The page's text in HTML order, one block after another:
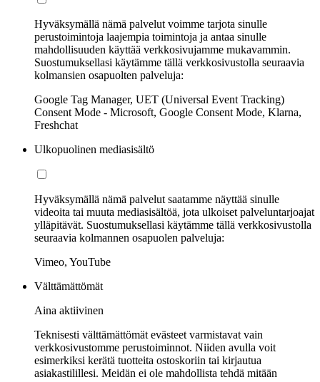
Hyväksymällä nämä palvelut voimme tarjota sinulle
perustoimintoja laajempia toimintoja ja antaa sinulle
mahdollisuuden käyttää verkkosivujamme mukavammin.
Suostumuksellasi käytämme tällä verkkosivustolla seuraavia
kolmansien osapuolten palveluja:
Google Tag Manager, UET (Universal Event Tracking)
Consent Mode - Microsoft, Google Consent Mode, Klarna,
Freshchat
Ulkopuolinen mediasisältö
Hyväksymällä nämä palvelut saatamme näyttää sinulle
videoita tai muuta mediasisältöä, jota ulkoiset palveluntarjoajat
ylläpitävät. Suostumuksellasi käytämme tällä verkkosivustolla
seuraavia kolmannen osapuolen palveluja:
Vimeo, YouTube
Välttämättömät
Aina aktiivinen
Teknisesti välttämättömät evästeet varmistavat vain
verkkosivustomme perustoiminnot. Niiden avulla voit
esimerkiksi kerätä tuotteita ostoskoriin tai kirjautua
asiakastilillesi. Meidän ei ole mahdollista tehdä mitään